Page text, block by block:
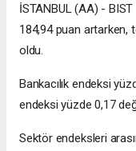
İSTANBUL (AA) -
184,94 puan artarken,
oldu.
Bankacılık endeksi
endeksi yüzde 0,17
Sektör endeksleri